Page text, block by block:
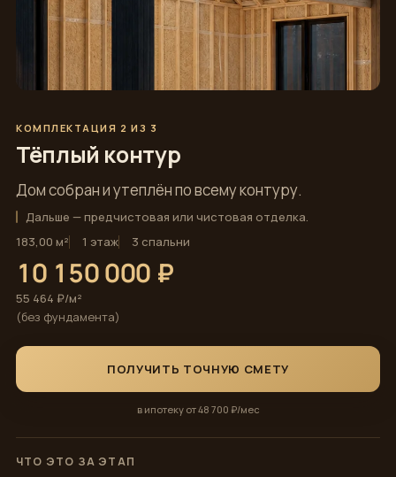
КОМПЛЕКТАЦИЯ 2 ИЗ 3
Тёплый контур
Дом собран и утеплён по всему контуру.
Дальше — предчистовая или чистовая отделка.
183,00 м²
1 этаж 3 спальни
10 150 000 ₽
55 464 ₽/м²
(без фундамента)
ПОЛУЧИТЬ ТОЧНУЮ СМЕТУ
в ипотеку от 48 700 ₽/мес
ЧТО ЭТО ЗА ЭТАП